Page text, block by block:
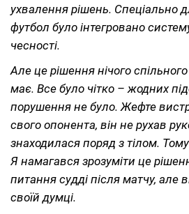
ухвалення рішень. Спеціально
футбол було інтегровано
чесності.
Але це рішення нічого
має. Все було чітко – жодних
порушення не було. Жефте
свого опонента, він не рухав
знаходилася поряд з тілом.
Я намагався зрозуміти це
питання судді після матчу, але
своїй думці.